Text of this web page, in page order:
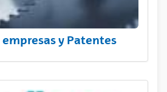
y Patentes